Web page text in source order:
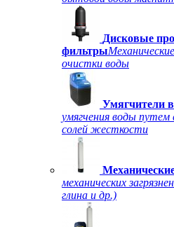
Дисковые
фильтры
очистки воды
Умягчители
умягчения воды
солей жесткости
механических
глина и др.)